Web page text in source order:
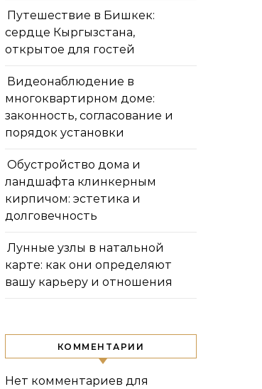
Путешествие в Бишкек:
сердце Кыргызстана,
открытое для гостей
Видеонаблюдение в
многоквартирном доме:
законность, согласование и
порядок установки
Обустройство дома и
ландшафта клинкерным
кирпичом: эстетика и
долговечность
Лунные узлы в натальной
карте: как они определяют
вашу карьеру и отношения
КОММЕНТАРИИ
Нет комментариев для